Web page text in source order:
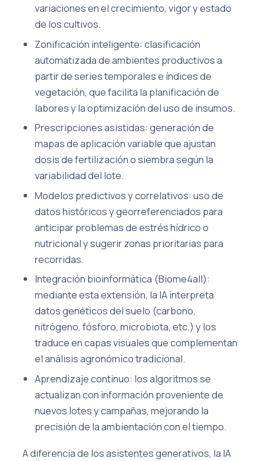
variaciones en el crecimiento, vigor y estado
de los cultivos.
Zonificación inteligente: clasificación
automatizada de ambientes productivos a
partir de series temporales e índices de
vegetación, que facilita la planificación de
labores y la optimización del uso de insumos.
Prescripciones asistidas: generación de
mapas de aplicación variable que ajustan
dosis de fertilización o siembra según la
variabilidad del lote.
Modelos predictivos y correlativos: uso de
datos históricos y georreferenciados para
anticipar problemas de estrés hídrico o
nutricional y sugerir zonas prioritarias para
recorridas.
Integración bioinformática (Biome4all):
mediante esta extensión, la IA interpreta
datos genéticos del suelo (carbono,
nitrógeno, fósforo, microbiota, etc.) y los
traduce en capas visuales que complementan
el análisis agronómico tradicional.
Aprendizaje continuo: los algoritmos se
actualizan con información proveniente de
nuevos lotes y campañas, mejorando la
precisión de la ambientación con el tiempo.
A diferencia de los asistentes generativos, la IA